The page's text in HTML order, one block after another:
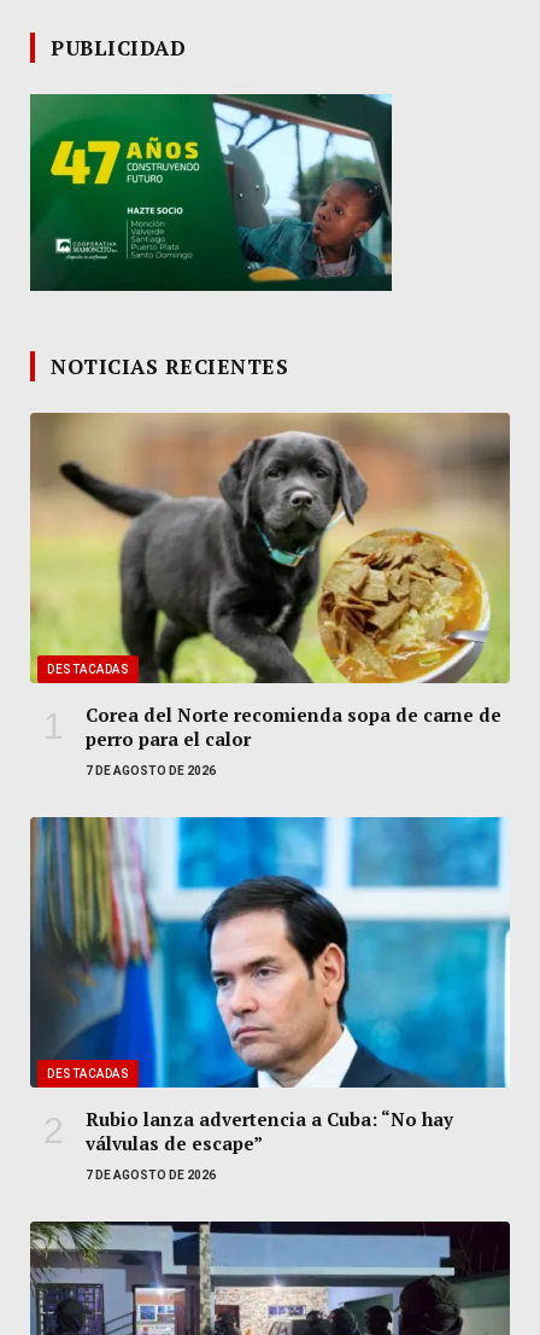
PUBLICIDAD
NOTICIAS RECIENTES
DESTACADAS
Corea del Norte recomienda sopa de carne de
perro para el calor
7 DE AGOSTO DE 2026
DESTACADAS
Rubio lanza advertencia a Cuba: “No hay
válvulas de escape”
7 DE AGOSTO DE 2026